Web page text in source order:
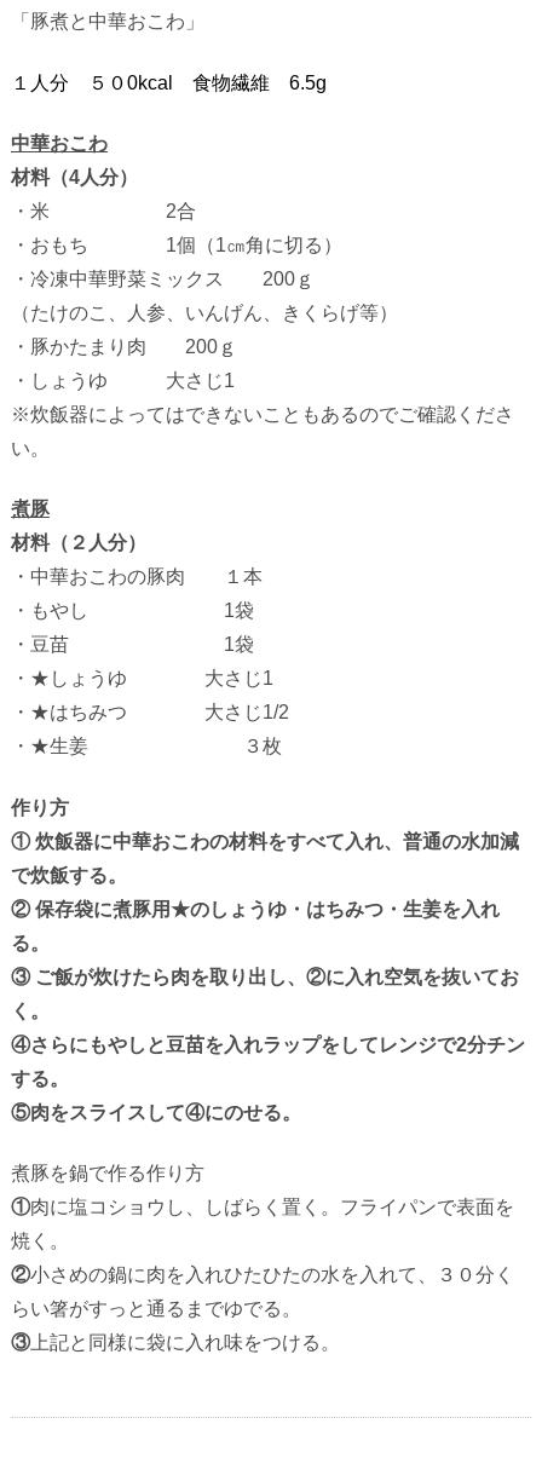
「豚煮と中華おこわ」
１人分 ５０0kcal 食物繊維 6.5g
中華おこわ
材料（4人分）
・米 2合
・おもち 1個（1㎝角に切る）
・冷凍中華野菜ミックス 200ｇ
（たけのこ、人参、いんげん、きくらげ等）
・豚かたまり肉 200ｇ
・しょうゆ 大さじ1
※炊飯器によってはできないこともあるのでご確認くださ
い。
煮豚
材料（２人分）
・中華おこわの豚肉 １本
・もやし 1袋
・豆苗 1袋
・★しょうゆ 大さじ1
・★はちみつ 大さじ1/2
・★生姜 ３枚
作り方
①炊飯器に中華おこわの材料をすべて入れ、普通の水加減
で炊飯する。
②保存袋に煮豚用★のしょうゆ・はちみつ・生姜を入れ
る。
③ ご飯が炊けたら肉を取り出し、②に入れ空気を抜いてお
く。
④さらにもやしと豆苗を入れラップをしてレンジで2分チン
する。
⑤肉をスライスして④にのせる。
煮豚を鍋で作る作り方
①肉に塩コショウし、しばらく置く。フライパンで表面を
焼く。
②小さめの鍋に肉を入れひたひたの水を入れて、３０分く
らい箸がすっと通るまでゆでる。
③上記と同様に袋に入れ味をつける。